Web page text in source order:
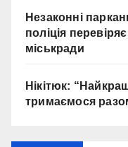
Незаконні
поліція
міськради
Нікітюк:
тримаємося